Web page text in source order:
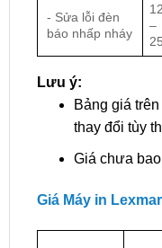
- Sửa lỗi đèn
báo nhấp nháy
–
Lưu ý:
Bảng giá
thay đổi tùy
Giá chưa bao
Giá Máy in